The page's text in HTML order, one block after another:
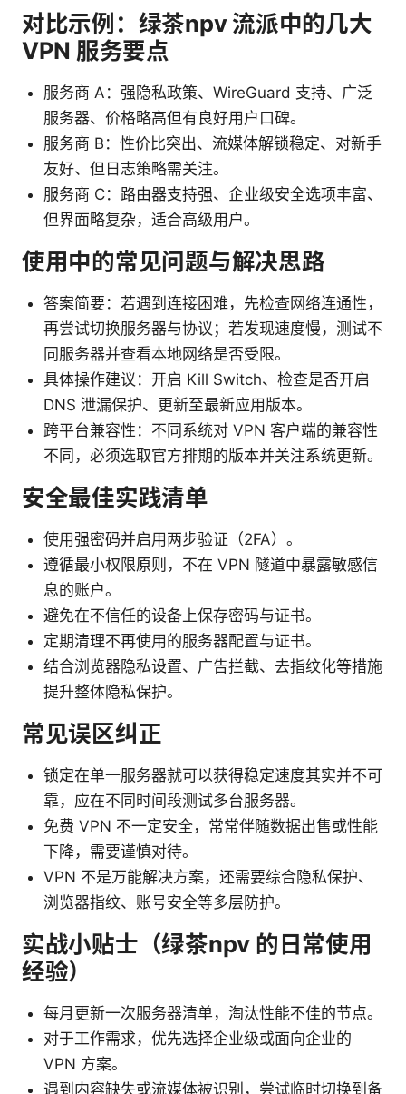
对比示例：绿茶npv 流派中的几大
VPN 服务要点
服务商 A：强隐私政策、WireGuard 支持、广泛
服务器、价格略高但有良好用户口碑。
服务商 B：性价比突出、流媒体解锁稳定、对新手
友好、但日志策略需关注。
服务商 C：路由器支持强、企业级安全选项丰富、
但界面略复杂，适合高级用户。
使用中的常见问题与解决思路
答案简要：若遇到连接困难，先检查网络连通性，
再尝试切换服务器与协议；若发现速度慢，测试不
同服务器并查看本地网络是否受限。
具体操作建议：开启 Kill Switch、检查是否开启
DNS 泄漏保护、更新至最新应用版本。
跨平台兼容性：不同系统对 VPN 客户端的兼容性
不同，必须选取官方排期的版本并关注系统更新。
安全最佳实践清单
使用强密码并启用两步验证（2FA）。
遵循最小权限原则，不在 VPN 隧道中暴露敏感信
息的账户。
避免在不信任的设备上保存密码与证书。
定期清理不再使用的服务器配置与证书。
结合浏览器隐私设置、广告拦截、去指纹化等措施
提升整体隐私保护。
常见误区纠正
锁定在单一服务器就可以获得稳定速度其实并不可
靠，应在不同时间段测试多台服务器。
免费 VPN 不一定安全，常常伴随数据出售或性能
下降，需要谨慎对待。
VPN 不是万能解决方案，还需要综合隐私保护、
浏览器指纹、账号安全等多层防护。
实战小贴士（绿茶npv 的日常使用
经验）
每月更新一次服务器清单，淘汰性能不佳的节点。
对于工作需求，优先选择企业级或面向企业的
VPN 方案。
遇到内容缺失或流媒体被识别，尝试临时切换到备